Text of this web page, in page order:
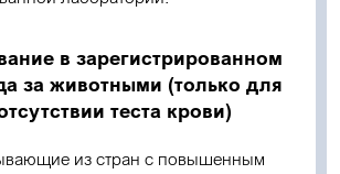
в зарегистрированном
за животными (только для
теста крови)
из стран с повышенным